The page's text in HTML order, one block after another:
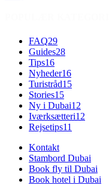
FAQ29
Guides28
Tips16
Nyheder16
Turistråd15
Stories15
Ny i Dubai12
Iværksætteri12
Rejsetips11
Kontakt
Stambord Dubai
Book fly til Dubai
Book hotel i Dubai